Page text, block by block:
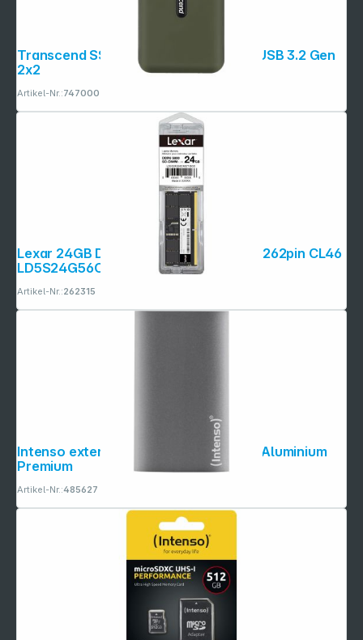
Transcend SSD ESD380C 1TB USB-C USB 3.2 Gen
2x2
Artikel-Nr.:747000
Lexar 24GB DDR5 5600Mhz SO-DIMM 262pin CL46
LD5S24G56C46ST-BGS
Artikel-Nr.:262315
Intenso externe SSD 1,8" 1TB USB 3.0 Aluminium
Premium
Artikel-Nr.:485627
Copyright © 2001 - 2026 dexxIT. Alle Rechte vorbehalten.